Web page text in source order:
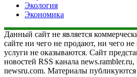
Экология
Экономика
Данный сайт не является
сайте ни чего не продают, ни чего
услуги не оказываются. Сайт
новостей RSS канала news.rambler.ru,
newsru.com. Материалы публикуются